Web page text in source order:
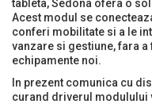
tableta, Sedona ofera o
Acest modul se
conferi mobilitate si a le
vanzare si gestiune, fara
echipamente noi.
In prezent comunica cu
curand driverul modulului